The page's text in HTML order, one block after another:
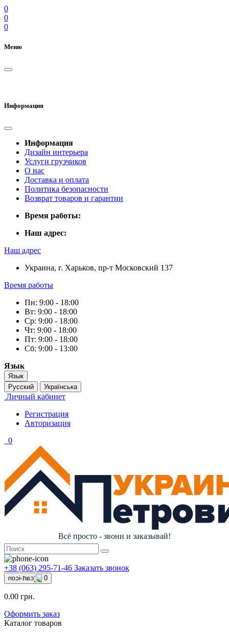
0
0
0
Меню
Информация
Информация
Дизайн интерьера
Услуги грузчиков
О нас
Доставка и оплата
Политика безопасности
Возврат товаров и гарантии
Время работы:
Наш адрес:
Наш адрес
Украина, г. Харьков, пр-т Московский 137
Время работы
Пн: 9:00 - 18:00
Вт: 9:00 - 18:00
Ср: 9:00 - 18:00
Чт: 9:00 - 18:00
Пт: 9:00 - 18:00
Сб: 9:00 - 13:00
Язык
Язык
Русский
Українська
Личный кабинет
Регистрация
Авторизация
0
Всё просто - звони и заказывай!
+38 (063) 295-71-46 Заказать звонок
0
0.00 грн.
Оформить заказ
Каталог товаров